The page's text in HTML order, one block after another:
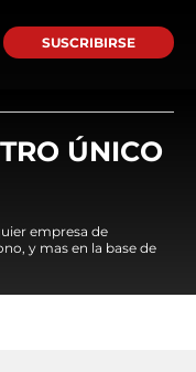
SUSCRIBIRSE
ÚNICO
empresa de
y mas en la base de